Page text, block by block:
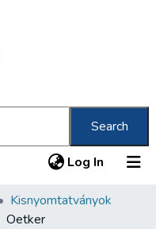
Search
Log In (current)
Kisnyomtatványok
Oetker